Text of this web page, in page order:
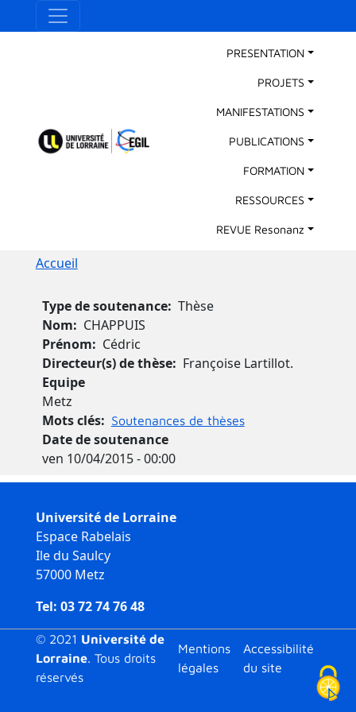
Aller au contenu principal
Main Navigation
PRESENTATION
PROJETS
MANIFESTATIONS
PUBLICATIONS
FORMATION
RESSOURCES
REVUE Resonanz
Fil d'Ariane
Accueil
Type de soutenance
Thèse
Nom
CHAPPUIS
Prénom
Cédric
Directeur(s) de thèse
Françoise Lartillot.
Equipe
Metz
Mots clés
Soutenances de thèses
Date de soutenance
ven 10/04/2015 - 00:00
Université de Lorraine
Espace Rabelais
Ile du Saulcy
57000 Metz
Tel: 03 72 74 76 48
© 2021 Université de
Lorraine. Tous droits
réservés
Menu bas
Mentions
légales
Accessibilité
du site
Panneau de gestion des cookies